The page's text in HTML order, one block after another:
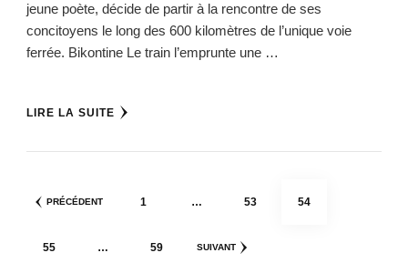
jeune poète, décide de partir à la rencontre de ses
concitoyens le long des 600 kilomètres de l’unique voie
ferrée. Bikontine Le train l’emprunte une …
LIRE LA SUITE
Pagination
publications
PRÉCÉDENT PAGE
1 … PAGE
53 PAGE
54
PAGE
55 … PAGE
59 SUIVANT